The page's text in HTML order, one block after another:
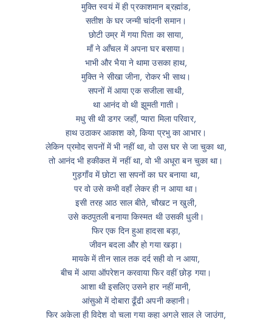
मुक्ति स्वयं में ही प्रकाशमान ब्रह्मांड,
सतीश के घर जन्मी चांदनी समान।
छोटी उम्र में गया पिता का साया,
माँ ने आँचल में अपना घर बसाया।
भाभी और भैया ने थामा उसका हाथ,
मुक्ति ने सीखा जीना, रोकर भी साथ।
सपनों में आया एक सजीला साथी,
था आनंद वो थी झूमती गाती।
मधु सी थी डगर जहाँ, प्यारा मिला परिवार,
हाथ उठाकर आकाश को, किया प्रभु का आभार।
लेकिन प्रमोद सपनों में भी नहीं था, वो उस घर से जा चुका था,
तो आनंद भी हकीकत में नहीं था, वो भी अधूरा बन चुका था।
गुड़गाँव में छोटा सा सपनों का घर बनाया था,
पर वो उसे कभी वहाँ लेकर ही न आया था।
इसी तरह आठ साल बीते, चौखट न खुली,
उसे कठपुतली बनाया किस्मत थी उसकी धुली।
फिर एक दिन हुआ हादसा बड़ा,
जीवन बदला और हो गया खड़ा।
मायके में तीन साल तक दर्द सही वो न आया,
बीच में आया ऑपरेशन करवाया फिर वहीं छोड़ गया।
आशा थी इसलिए उसने हार नहीं मानी,
आंसुओ में दोबारा ढूँढी अपनी कहानी।
फिर अकेला ही विदेश वो चला गया कहा अगले साल ले जाउंगा,